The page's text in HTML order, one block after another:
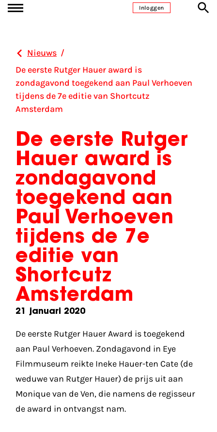
Ga naar inhoudInloggen
Nieuws /
De eerste Rutger Hauer award is
zondagavond toegekend aan Paul Verhoeven
tijdens de 7e editie van Shortcutz
Amsterdam
De eerste Rutger
Hauer award is
zondagavond
toegekend aan
Paul Verhoeven
tijdens de 7e
editie van
Shortcutz
Amsterdam
21 januari 2020
De eerste Rutger Hauer Award is toegekend
aan Paul Verhoeven. Zondagavond in Eye
Filmmuseum reikte Ineke Hauer-ten Cate (de
weduwe van Rutger Hauer) de prijs uit aan
Monique van de Ven, die namens de regisseur
de award in ontvangst nam.